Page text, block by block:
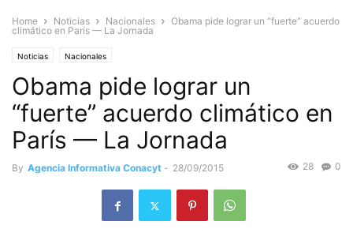
Home Noticias Nacionales
Obama pide lograr un “fuerte” acuerdo
climático en París — La Jornada
Noticias Nacionales
Obama pide lograr un
“fuerte” acuerdo climático en
París — La Jornada
By Agencia Informativa Conacyt - 28/09/2015 0
28